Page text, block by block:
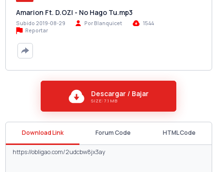
Amarion Ft. D.OZI - No Hago Tu.mp3
Subido 2019-08-29 Por Blanquicet
1544
Reportar
Descargar / Bajar
SIZE: 7.1 MB
Download Link Forum Code HTML Code